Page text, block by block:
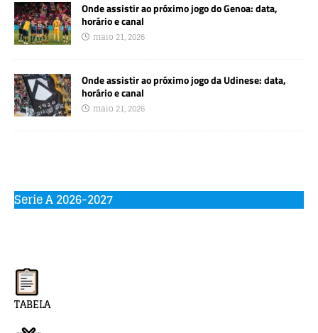
Onde assistir ao próximo jogo do Genoa: data,
horário e canal
maio 21, 2026
Onde assistir ao próximo jogo da Udinese: data,
horário e canal
maio 21, 2026
Serie A 2026-2027
TABELA